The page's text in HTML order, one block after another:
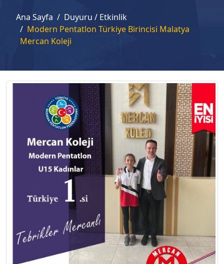
Ana Sayfa
Duyuru / Etkinlik
Modern Pentatlon Türkiye Birincisi Malatya
Mercan Koleji